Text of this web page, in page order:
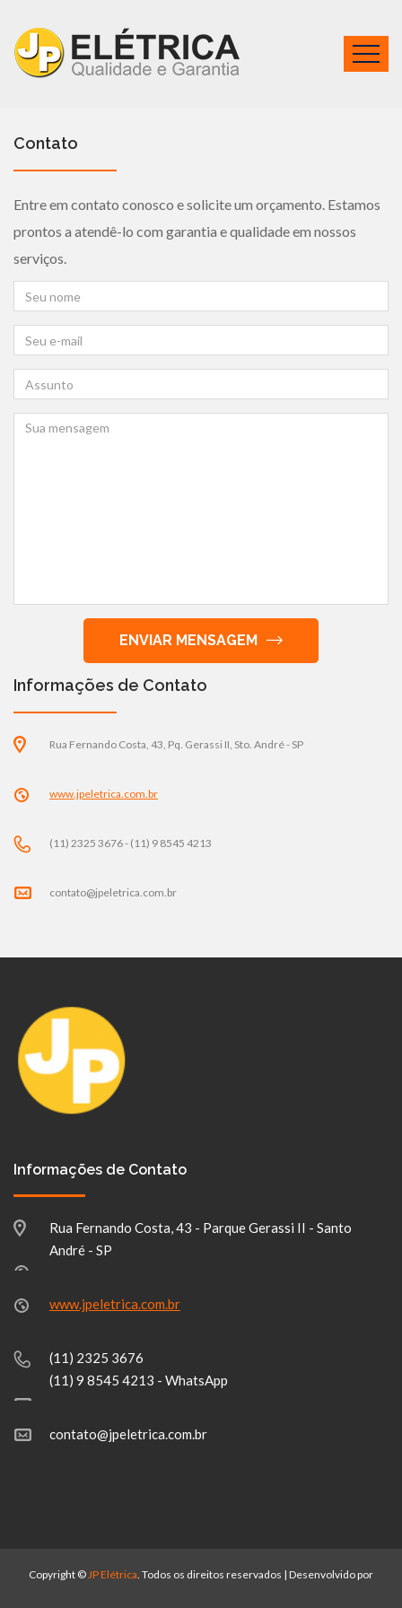
Contato
Entre em contato conosco e solicite um orçamento. Estamos
prontos a atendê-lo com garantia e qualidade em nossos
serviços.
ENVIAR MENSAGEM
Informações de Contato
Rua Fernando Costa, 43, Pq. Gerassi II, Sto. André - SP
www.jpeletrica.com.br
(11) 2325 3676 - (11) 9 8545 4213
contato@jpeletrica.com.br
Informações de Contato
Rua Fernando Costa, 43 - Parque Gerassi II - Santo
André - SP
www.jpeletrica.com.br
(11) 2325 3676
(11) 9 8545 4213 - WhatsApp
contato@jpeletrica.com.br
Copyright ©JP Elétrica. Todos os direitos reservados | Desenvolvido por